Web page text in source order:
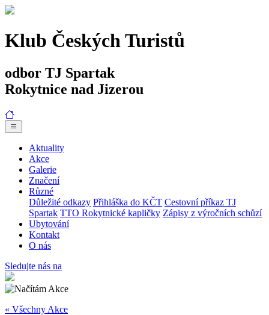
Klub Českých Turistů
odbor TJ Spartak
Rokytnice nad Jizerou
Aktuality
Akce
Galerie
Značení
Různé
Důležité odkazy Přihláška do KČT Cestovní příkaz TJ
Spartak TTO Rokytnické kapličky Zápisy z výročních schůzí
Ubytování
Kontakt
O nás
Sledujte nás na
« Všechny Akce